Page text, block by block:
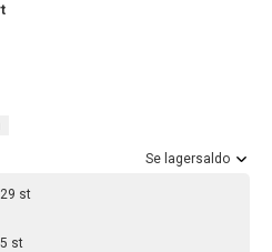
Se lagersaldo
29 st
5 st